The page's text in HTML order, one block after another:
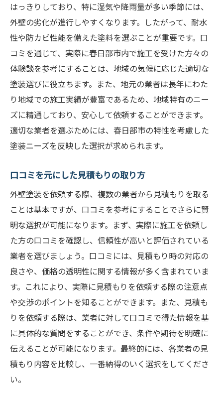
はっきりしており、特に湿気や降雨量が多い季節には、
外壁の劣化が進行しやすくなります。したがって、耐水
性や防カビ性能を備えた塗料を選ぶことが重要です。口
コミを通じて、実際に春日部市内で施工を受けた方々の
体験談を参考にすることは、地域の気候に応じた適切な
塗装選びに役立ちます。また、地元の業者は長年にわた
り地域での施工実績が豊富であるため、地域特有のニー
ズに精通しており、安心して依頼することができます。
適切な業者を選ぶためには、春日部市の特性を考慮した
塗装ニーズを反映した選択が求められます。
口コミを元にした見積もりの取り方
外壁塗装を依頼する際、複数の業者から見積もりを取る
ことは基本ですが、口コミを参考にすることでさらに賢
明な選択が可能になります。まず、実際に施工を依頼し
た方の口コミを確認し、信頼性が高いと評価されている
業者を選びましょう。口コミには、見積もり時の対応の
良さや、価格の透明性に関する情報が多く含まれていま
す。これにより、実際に見積もりを依頼する際の注意点
や交渉のポイントを知ることができます。また、見積も
りを依頼する際は、業者に対して口コミで得た情報を基
に具体的な質問をすることができ、条件や期待を明確に
伝えることが可能になります。最終的には、各業者の見
積もり内容を比較し、一番納得のいく選択をしてくださ
い。